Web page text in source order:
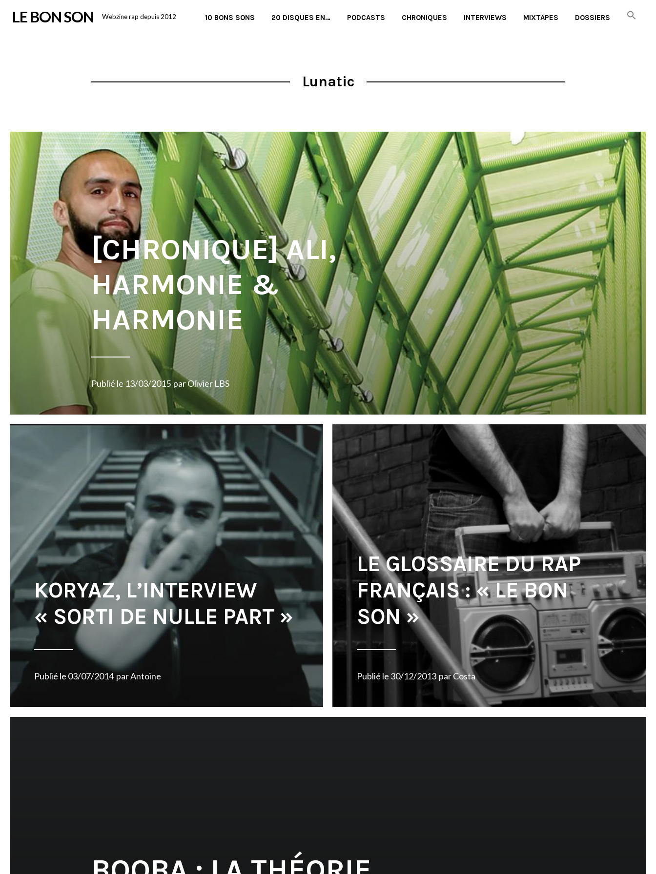
LE BON SON Webzine rap depuis 2012 10 BONS SONS 20 DISQUES EN… PODCASTS CHRONIQUES INTERVIEWS MIXTAPES DOSSIERS
Lunatic
[CHRONIQUE] ALI,
HARMONIE &
HARMONIE
Publié le 13/03/2015 parOlivier LBS
KORYAZ, L’INTERVIEW
« SORTI DE NULLE PART »
Publié le 03/07/2014 parAntoine
LE GLOSSAIRE DU RAP
FRANÇAIS : « LE BON
SON »
Publié le 30/12/2013 parCosta